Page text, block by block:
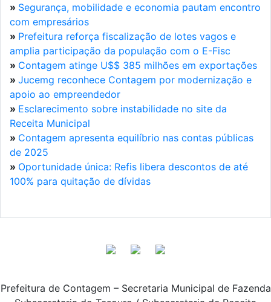
» Segurança, mobilidade e economia pautam encontro
com empresários
» Prefeitura reforça fiscalização de lotes vagos e
amplia participação da população com o E-Fisc
» Contagem atinge U$$ 385 milhões em exportações
» Jucemg reconhece Contagem por modernização e
apoio ao empreendedor
» Esclarecimento sobre instabilidade no site da
Receita Municipal
» Contagem apresenta equilíbrio nas contas públicas
de 2025
» Oportunidade única: Refis libera descontos de até
100% para quitação de dívidas
Prefeitura de Contagem – Secretaria Municipal de Fazenda